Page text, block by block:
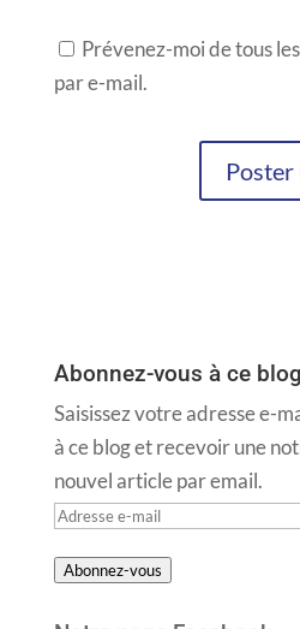
Prévenez-moi de tous
par e-mail.
Abonnez-vous à ce
Saisissez votre adresse e-
à ce blog et recevoir une
nouvel article par email.
Adresse
mail
Abonnez-vous